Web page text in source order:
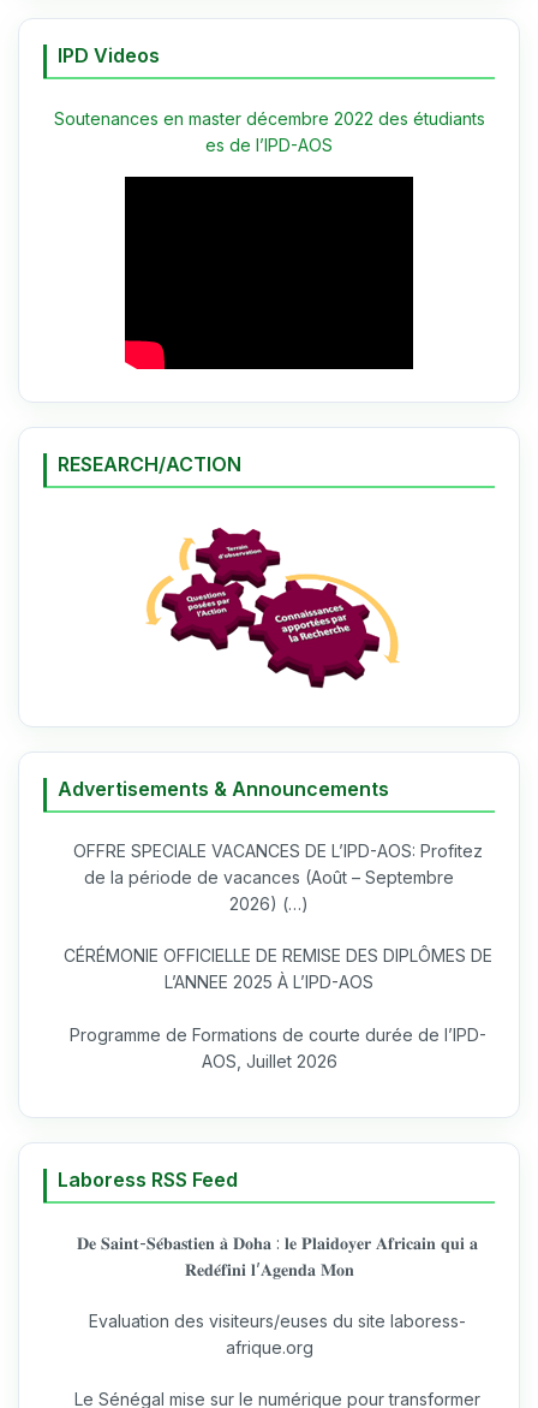
IPD Videos
Soutenances en master décembre 2022 des étudiants
es de l’IPD-AOS
RESEARCH/ACTION
Advertisements & Announcements
OFFRE SPECIALE VACANCES DE L’IPD-AOS: Profitez
de la période de vacances (Août – Septembre
2026) (…)
CÉRÉMONIE OFFICIELLE DE REMISE DES DIPLÔMES DE
L’ANNEE 2025 À L’IPD-AOS
Programme de Formations de courte durée de l’IPD-
AOS, Juillet 2026
Laboress RSS Feed
𝐃𝐞 𝐒𝐚𝐢𝐧𝐭-𝐒𝐞́𝐛𝐚𝐬𝐭𝐢𝐞𝐧 𝐚̀ 𝐃𝐨𝐡𝐚 : 𝐥𝐞 𝐏𝐥𝐚𝐢𝐝𝐨𝐲𝐞𝐫 𝐀𝐟𝐫𝐢𝐜𝐚𝐢𝐧 𝐪𝐮𝐢 𝐚
𝐑𝐞𝐝𝐞́𝐟𝐢𝐧𝐢 𝐥’𝐀𝐠𝐞𝐧𝐝𝐚 𝐌𝐨𝐧
Evaluation des visiteurs/euses du site laboress-
afrique.org
Le Sénégal mise sur le numérique pour transformer